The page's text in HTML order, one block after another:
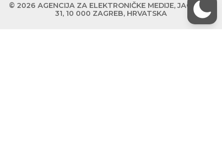
© 2026 AGENCIJA ZA ELEKTRONIČKE MEDIJE, JAGIĆEVA
31, 10 000 ZAGREB, HRVATSKA